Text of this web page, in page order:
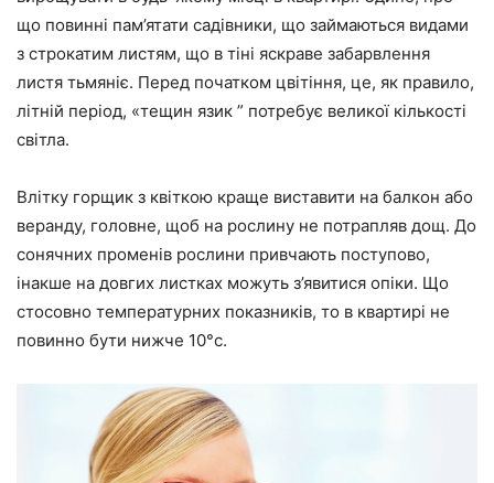
що повинні пам’ятати садівники, що займаються видами
з строкатим листям, що в тіні яскраве забарвлення
листя тьмяніє. Перед початком цвітіння, це, як правило,
літній період, «тещин язик ” потребує великої кількості
світла.
Влітку горщик з квіткою краще виставити на балкон або
веранду, головне, щоб на рослину не потрапляв дощ. До
сонячних променів рослини привчають поступово,
інакше на довгих листках можуть з’явитися опіки. Що
стосовно температурних показників, то в квартирі не
повинно бути нижче 10°с.